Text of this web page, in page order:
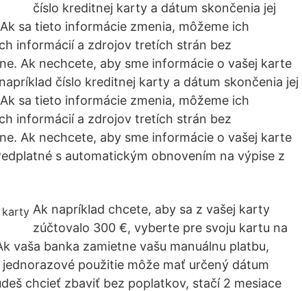
číslo kreditnej karty a dátum skončenia jej
sa tieto informácie zmenia, môžeme ich
informácií a zdrojov tretích strán bez
Ak nechcete, aby sme informácie o vašej karte
číslo kreditnej karty a dátum skončenia jej
sa tieto informácie zmenia, môžeme ich
informácií a zdrojov tretích strán bez
Ak nechcete, aby sme informácie o vašej karte
s automatickým obnovením na výpise z
Ak napríklad chcete, aby sa z vašej karty
zúčtovalo 300 €, vyberte pre svoju kartu na
vaša banka zamietne vašu manuálnu platbu,
použitie môže mať určený dátum
chcieť zbaviť bez poplatkov, stačí 2 mesiace